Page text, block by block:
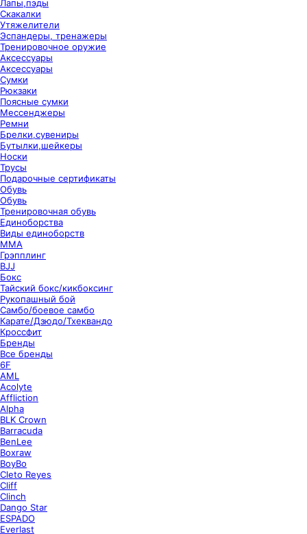
Лапы,пэды
Скакалки
Утяжелители
Эспандеры, тренажеры
Тренировочное оружие
Аксессуары
Аксессуары
Сумки
Рюкзаки
Поясные сумки
Мессенджеры
Ремни
Брелки,сувениры
Бутылки,шейкеры
Носки
Трусы
Подарочные сертификаты
Обувь
Обувь
Тренировочная обувь
Единоборства
Виды единоборств
ММА
Грэпплинг
BJJ
Бокс
Тайский бокс/кикбоксинг
Рукопашный бой
Самбо/боевое самбо
Карате/Дзюдо/Тхеквандо
Кроссфит
Бренды
Все бренды
6F
AML
Acolyte
Affliction
Alpha
BLK Crown
Barracuda
BenLee
Boxraw
BoyBo
Cleto Reyes
Cliff
Clinch
Dango Star
ESPADO
Everlast